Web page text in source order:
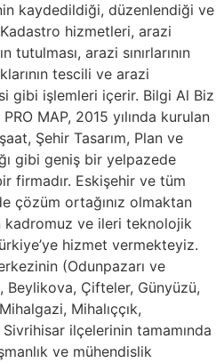
kaydedildiği, düzenlendiği ve
hizmetleri, arazi
arazi sınırlarının
tescili ve arazi
gibi işlemleri içerir. Bilgi Al Biz
MAP, 2015 yılında kurulan
Şehir Tasarım, Plan ve
gibi geniş bir yelpazede
firmadır. Eskişehir ve tüm
çözüm ortağınız olmaktan
kadromuz ve ileri teknolojik
hizmet vermekteyiz.
(Odunpazarı ve
Beylikova, Çifteler, Günyüzü,
Mihalıççık,
ilçelerinin tamamında
ve mühendislik